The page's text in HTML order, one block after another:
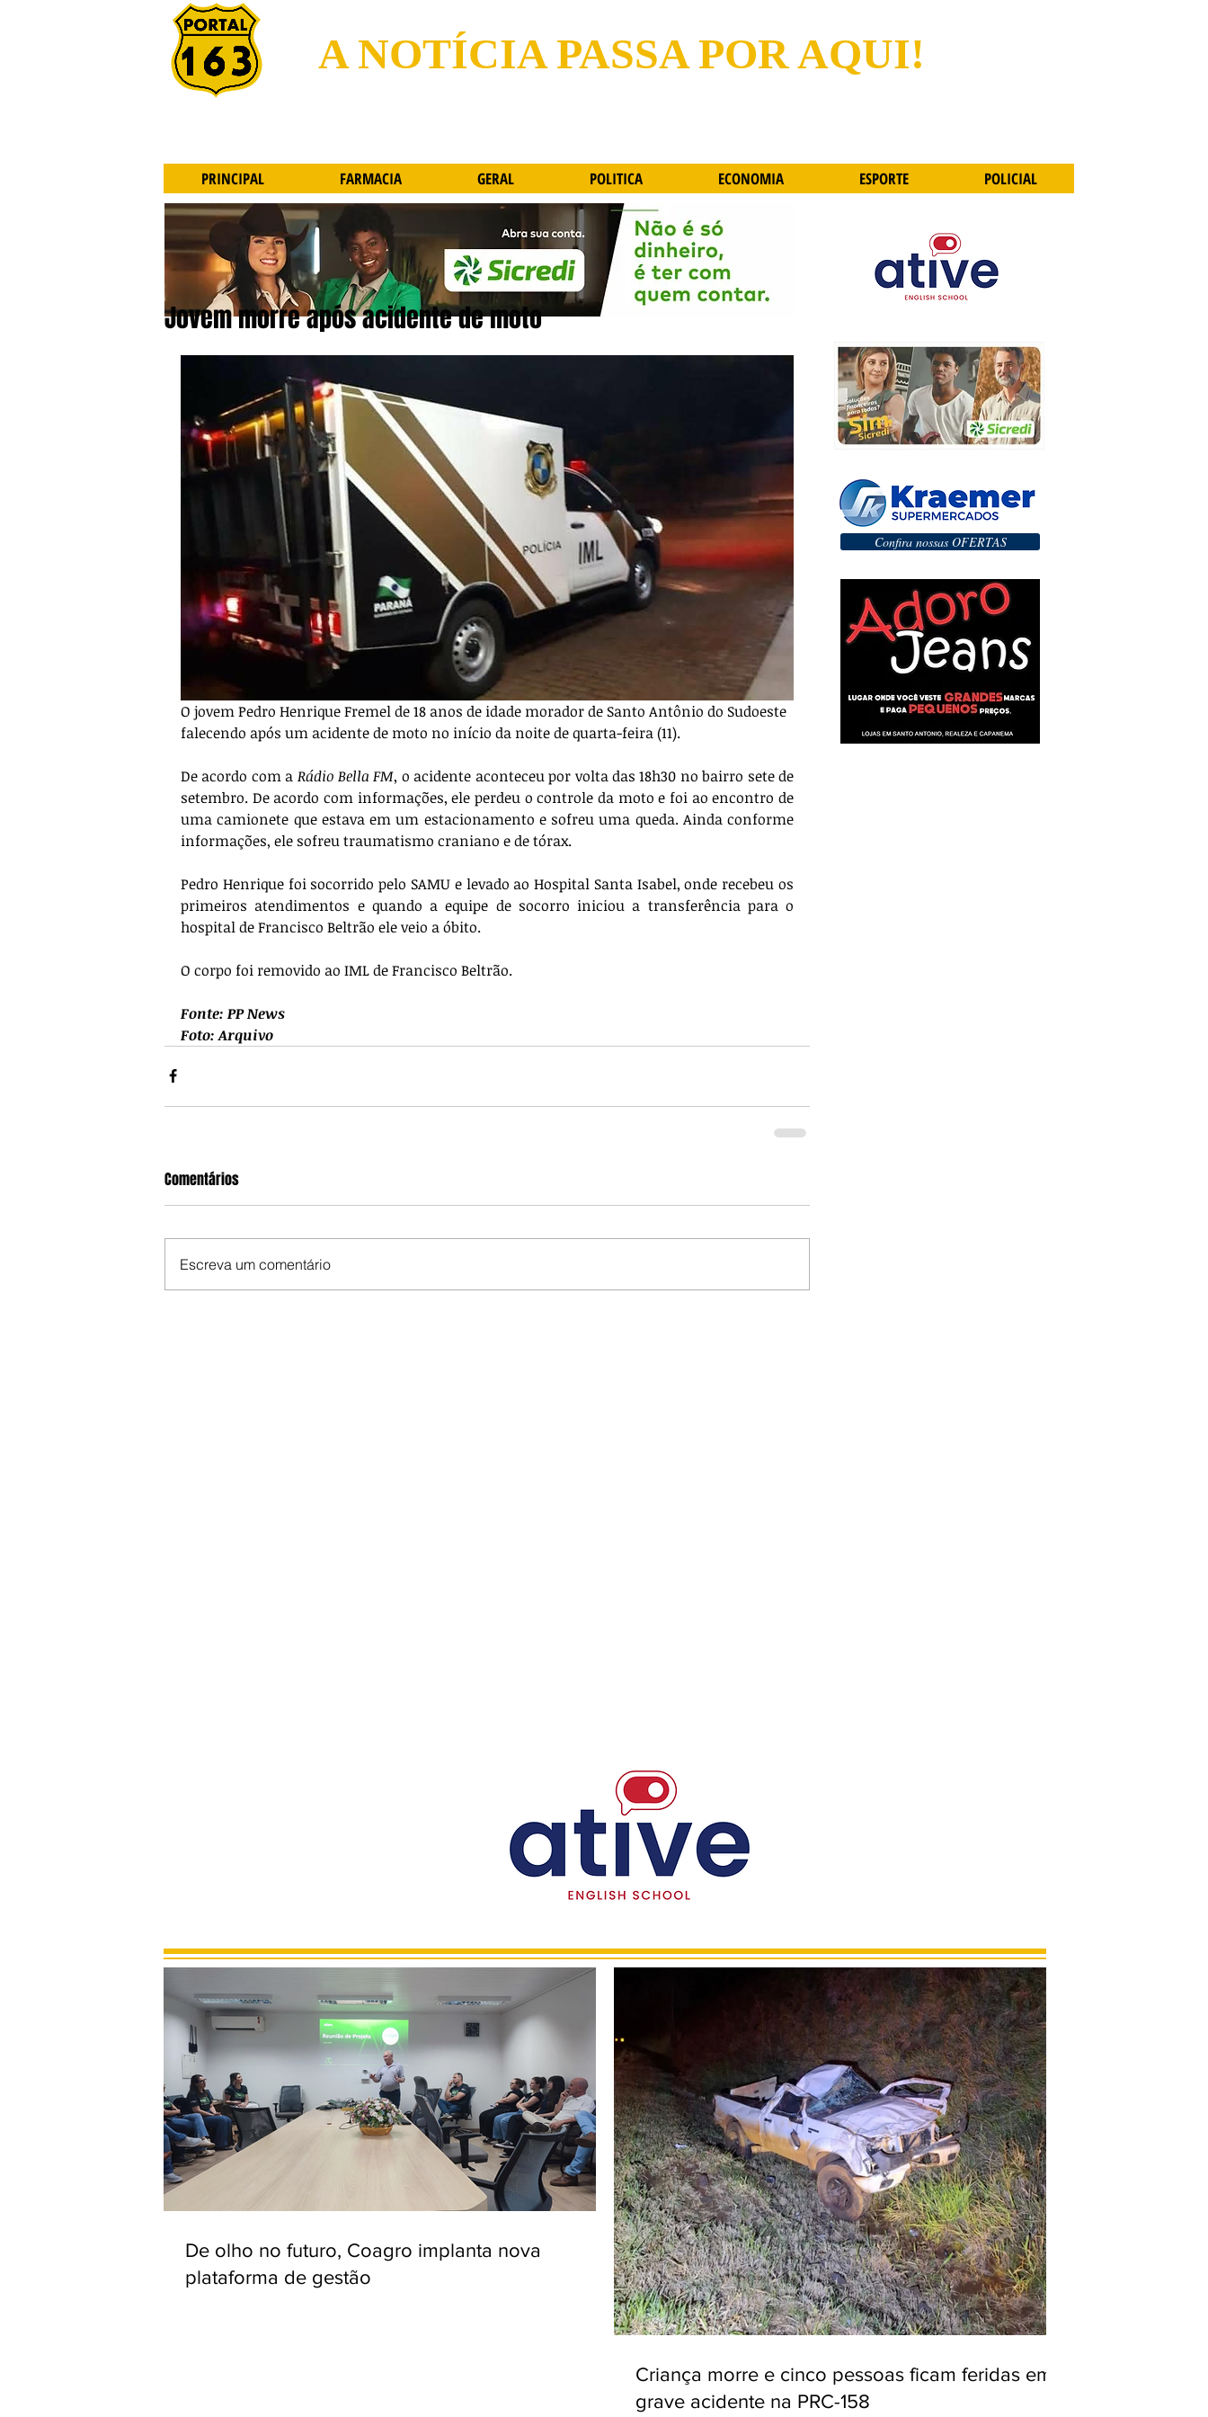
A NOTÍCIA PASSA POR AQUI!
Jovem morre após acidente de moto
O jovem Pedro Henrique Fremel de 18 anos de idade morador de Santo Antônio do Sudoeste
falecendo após um acidente de moto no início da noite de quarta-feira (11).
De acordo com a Rádio Bella FM, o acidente aconteceu por volta das 18h30 no bairro sete de
setembro. De acordo com informações, ele perdeu o controle da moto e foi ao encontro de
uma camionete que estava em um estacionamento e sofreu uma queda. Ainda conforme
informações, ele sofreu traumatismo craniano e de tórax.
Pedro Henrique foi socorrido pelo SAMU e levado ao Hospital Santa Isabel, onde recebeu os
primeiros atendimentos e quando a equipe de socorro iniciou a transferência para o
hospital de Francisco Beltrão ele veio a óbito.
O corpo foi removido ao IML de Francisco Beltrão.
Fonte: PP News
Foto: Arquivo
Comentários
Escreva um comentário
Confira nossas OFERTAS
De olho no futuro, Coagro implanta nova
plataforma de gestão
Criança morre e cinco pessoas ficam feridas em
grave acidente na PRC-158
PRINCIPAL FARMACIA GERAL POLITICA ECONOMIA ESPORTE POLICIAL